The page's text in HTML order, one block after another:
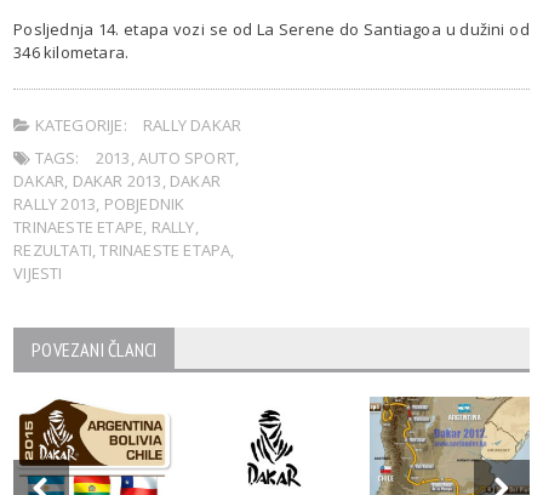
Posljednja 14. etapa vozi se od La Serene do Santiagoa u dužini od
346 kilometara.
KATEGORIJE:
RALLY DAKAR
TAGS:
2013,AUTO SPORT,
DAKAR, DAKAR 2013, DAKAR
RALLY 2013, POBJEDNIK
TRINAESTE ETAPE, RALLY,
REZULTATI,TRINAESTE ETAPA,
VIJESTI
POVEZANI ČLANCI